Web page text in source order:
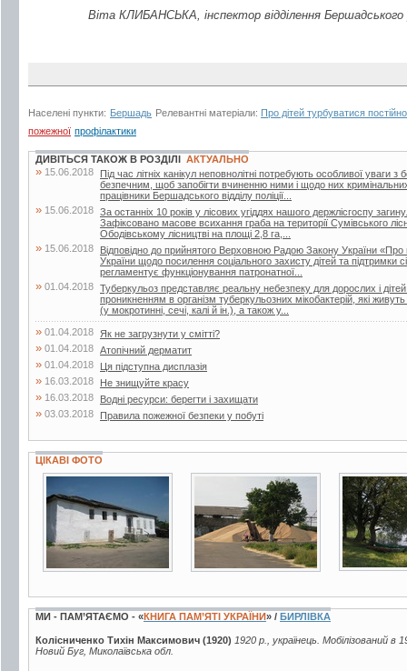
Віта КЛИБАНСЬКА, інспектор відділення
Населені пункти: Бершадь Релевантні матеріали: Про дітей турбуватися постійно
пожежної профілактики
ДИВІТЬСЯ ТАКОЖ В РОЗДІЛІ АКТУАЛЬНО
» 15.06.2018
Під час літніх канікул неповнолітні потребують особливої уваги
безпечним, щоб запобігти вчиненню ними і щодо них
працівники Бершадського відділу поліції...
» 15.06.2018 За останніх 10 років у лісових угіддях нашого держлісгоспу
Зафіксовано масове всихання граба на території Сумівського
Ободівському лісництві на площі 2,8 га,...
» 15.06.2018
Відповідно до прийнятого Верховною Радою Закону України «Про
України щодо посилення соціального захисту дітей та підтримки
регламентує функціонування патронатної...
» 01.04.2018 Туберкульоз представляє реальну небезпеку для дорослих і
проникненням в організм туберкульозних мікобактерій, які
(у мокротинні, сечі, калі й ін.), а також у...
» 01.04.2018 Як не загрузнути у смітті?
» 01.04.2018 Атопічний дерматит
» 01.04.2018 Ця підступна дисплазія
» 16.03.2018 Не знищуйте красу
» 16.03.2018 Водні ресурси: берегти і захищати
» 03.03.2018 Правила пожежної безпеки у побуті
ЦІКАВІ ФОТО
25 фото
МИ - ПАМ’ЯТАЄМО - «КНИГА ПАМ’ЯТІ УКРАЇНИ» / БИРЛІВКА
Колісниченко Тихін Максимович (1920) 1920 р., українець. Мобілізований
Новий Буг, Миколаївська обл.